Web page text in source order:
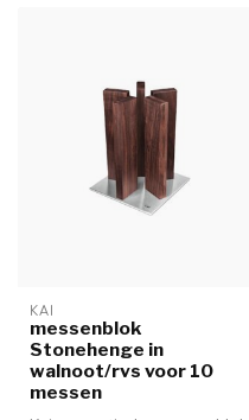
KAI
messenblok
Stonehenge in
walnoot/rvs voor 10
messen